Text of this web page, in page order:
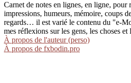
Carnet de notes en lignes, en ligne, pour
impressions, humeurs, mémoire, coups
regards… il est varié le contenu du "e-
mes réflexions sur les gens, les choses et
À propos de l'auteur (perso)
À propos de fxbodin.pro